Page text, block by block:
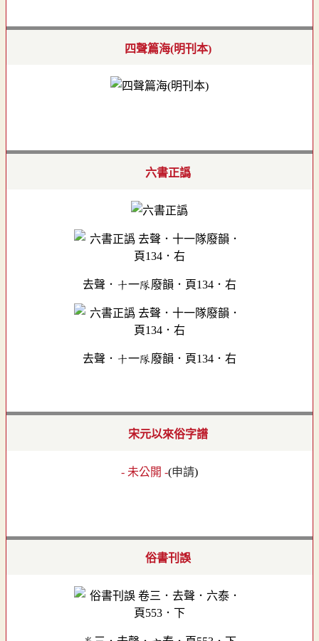
四聲篇海(明刊本)
六書正譌
去聲．十一隊廢韻．頁134．右
去聲．十一隊廢韻．頁134．右
宋元以來俗字譜
- 未公開 -(申請)
俗書刊誤